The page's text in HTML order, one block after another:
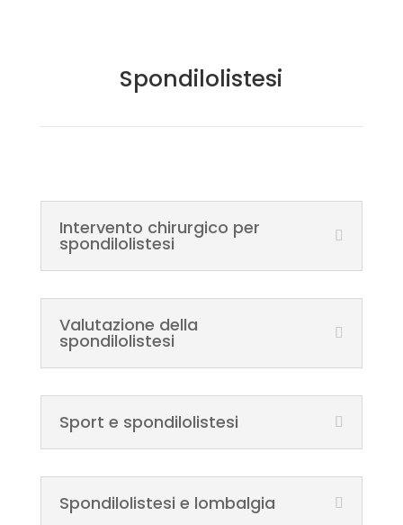
Spondilolistesi
Intervento chirurgico per
spondilolistesi
Valutazione della
spondilolistesi
Sport e spondilolistesi
Spondilolistesi e lombalgia